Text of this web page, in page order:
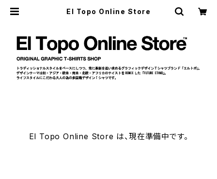
El Topo Online Store
El Topo Online Store は、現在準備中です。